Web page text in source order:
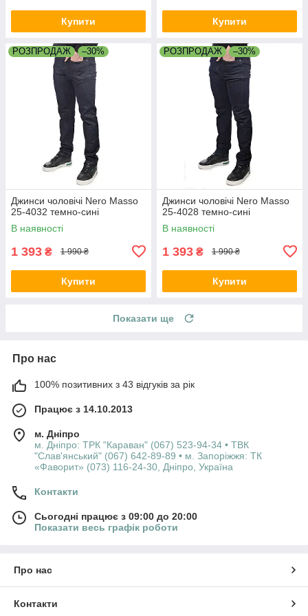
Купити Купити
РОЗПРОДАЖ –30%
Джинси чоловічі Nero Masso
25-4032 темно-сині
В наявності
1 393 ₴ 1 990 ₴
Купити
РОЗПРОДАЖ –30%
Джинси чоловічі Nero Masso
25-4028 темно-сині
В наявності
1 393 ₴ 1 990 ₴
Купити
Показати ще
Про нас
100% позитивних з 43 відгуків за рік
Працює з 14.10.2013
м. Дніпро
м. Дніпро: ТРК "Караван" (067) 523-94-34 • ТВК
"Слав'янський" (067) 642-89-89 • м. Запоріжжя: ТК
«Фаворит» (073) 116-24-30, Дніпро, Україна
Контакти
Сьогодні працює з 09:00 до 20:00
Показати весь графік роботи
Про нас
Контакти